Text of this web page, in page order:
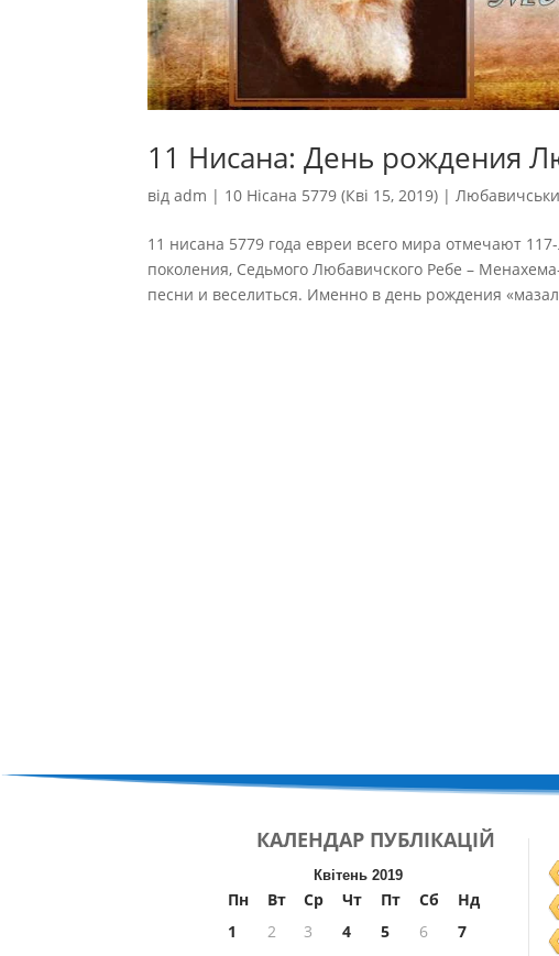
11 Нисана: День рождения
відadm | 10 Нісана 5779 (Кві 15, 2019) |
11 нисана 5779 года евреи всего мира отмечают
поколения, Седьмого Любавичского Ребе –
песни и веселиться. Именно в день рождения
КАЛЕНДАР ПУБЛІКАЦІЙ
Квітень 2019
Пн Вт Ср Чт Пт Сб
Нд
1
2 3 4 5 6
7